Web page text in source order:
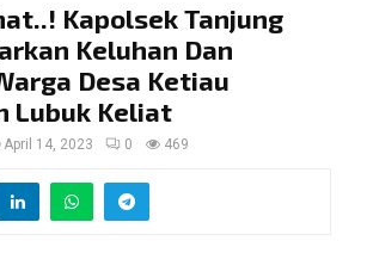
Kapolsek Tanjung
Keluhan Dan
Desa Ketiau
Lubuk Keliat
April 14, 2023 0 469